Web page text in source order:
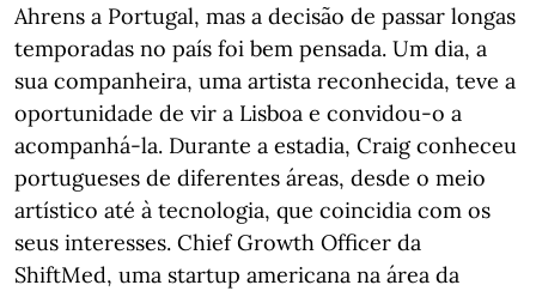
Ahrens a Portugal, mas a decisão de passar longas
temporadas no país foi bem pensada. Um dia, a
sua companheira, uma artista reconhecida, teve a
oportunidade de vir a Lisboa e convidou-o a
acompanhá-la. Durante a estadia, Craig conheceu
portugueses de diferentes áreas, desde o meio
artístico até à tecnologia, que coincidia com os
seus interesses. Chief Growth Officer da
ShiftMed, uma startup americana na área da